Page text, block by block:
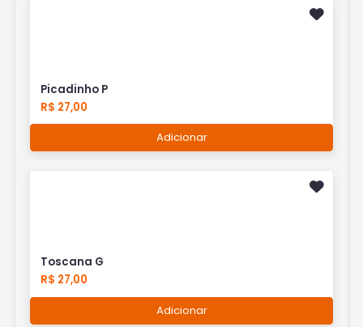
Picadinho P
R$ 27,00
Adicionar
Toscana G
R$ 27,00
Adicionar